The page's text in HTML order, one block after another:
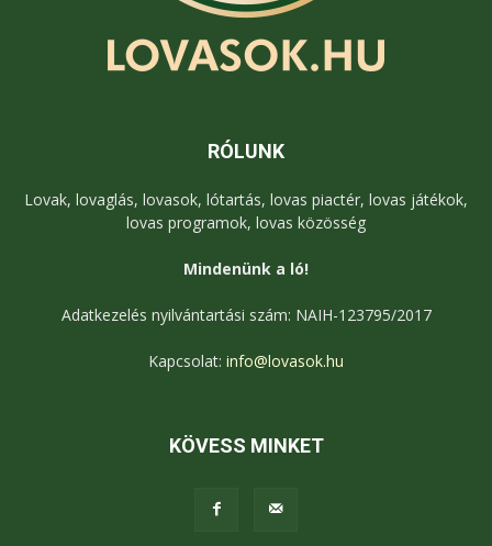
RÓLUNK
Lovak, lovaglás, lovasok, lótartás, lovas piactér, lovas játékok,
lovas programok, lovas közösség
Mindenünk a ló!
Adatkezelés nyilvántartási szám: NAIH-123795/2017
Kapcsolat: info@lovasok.hu
KÖVESS MINKET